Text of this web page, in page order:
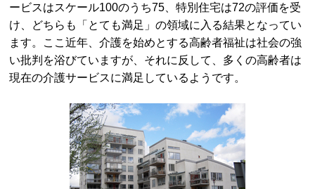
ービスはスケール100のうち75、特別住宅は72の評価を受
け、どちらも「とても満足」の領域に入る結果となってい
ます。ここ近年、介護を始めとする高齢者福祉は社会の強
い批判を浴びていますが、それに反して、多くの高齢者は
現在の介護サービスに満足しているようです。